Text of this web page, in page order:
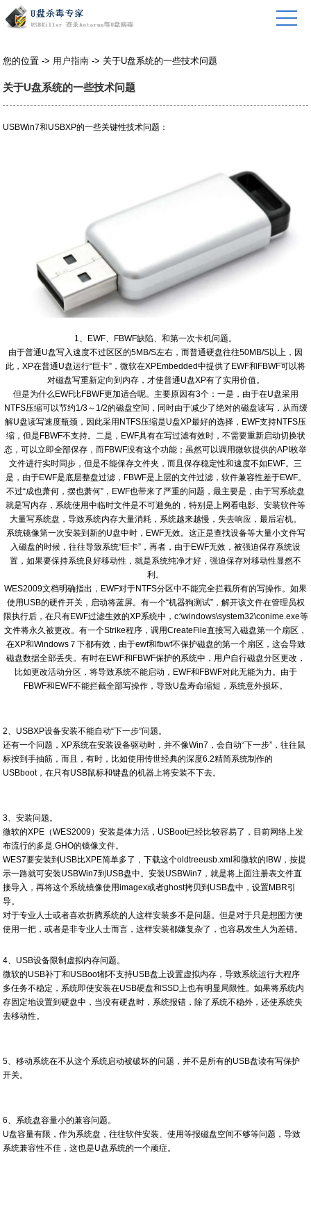
您的位置 -> 用户指南 -> 关于U盘系统的一些技术问题
关于U盘系统的一些技术问题
USBWin7和USBXP的一些关键性技术问题：
1、EWF、FBWF缺陷、和第一次卡机问题。
由于普通U盘写入速度不过区区的5MB/S左右，而普通硬盘往往50MB/S以上，因
此，XP在普通U盘运行“巨卡”，微软在XPEmbedded中提供了EWF和FBWF可以将
对磁盘写重新定向到内存，才使普通U盘XP有了实用价值。
但是为什么EWF比FBWF更加适合呢。主要原因有3个：一是，由于在U盘采用
NTFS压缩可以节约1/3～1/2的磁盘空间，同时由于减少了绝对的磁盘读写，从而缓
解U盘读写速度瓶颈，因此采用NTFS压缩是U盘XP最好的选择，EWF支持NTFS压
缩，但是FBWF不支持。二是，EWF具有在写过滤有效时，不需要重新启动切换状
态，可以立即全部保存，而FBWF没有这个功能；虽然可以调用微软提供的API枚举
文件进行实时同步，但是不能保存文件夹，而且保存稳定性和速度不如EWF。三
是，由于EWF是底层整盘过滤，FBWF是上层的文件过滤，软件兼容性差于EWF。
不过“成也萧何，摆也萧何”，EWF也带来了严重的问题，最主要是，由于写系统盘
就是写内存，系统使用中临时文件是不可避免的，特别是上网看电影、安装软件等
大量写系统盘，导致系统内存大量消耗，系统越来越慢，失去响应，最后宕机。
系统镜像第一次安装到新的U盘中时，EWF无效。这正是查找设备等大量小文件写
入磁盘的时候，往往导致系统“巨卡”，再者，由于EWF无效，被强迫保存系统设
置，如果要保持系统良好移动性，就是系统纯净才好，强迫保存对移动性显然不
利。
WES2009文档明确指出，EWF对于NTFS分区中不能完全拦截所有的写操作。如果
使用USB的硬件开关，启动将蓝屏。有一个“机器狗测试”，解开该文件在管理员权
限执行后，在只有EWF过滤生效的XP系统中，c:\windows\system32\conime.exe等
文件将永久被更改。有一个Strike程序，调用CreateFile直接写入磁盘第一个扇区，
在XP和Windows７下都有效，由于ewf和fbwf不保护磁盘的第一个扇区，这会导致
磁盘数据全部丢失。有时在EWF和FBWF保护的系统中，用户自行磁盘分区更改，
比如更改活动分区，将导致系统不能启动，EWF和FBWF对此无能为力。由于
FBWF和EWF不能拦截全部写操作，导致U盘寿命缩短，系统意外损坏。
2、USBXP设备安装不能自动“下一步”问题。
还有一个问题，XP系统在安装设备驱动时，并不像Win7，会自动“下一步”，往往鼠
标按到手抽筋，而且，有时，比如使用传世经典的深度6.2精简系统制作的
USBboot，在只有USB鼠标和键盘的机器上将安装不下去。
3、安装问题。
微软的XPE（WES2009）安装是体力活，USBoot已经比较容易了，目前网络上发
布流行的多是.GHO的镜像文件。
WES7要安装到USB比XPE简单多了，下载这个oldtreeusb.xml和微软的IBW，按提
示一路就可安装USBWin7到USB盘中。安装USBWin7，就是将上面注册表文件直
接导入，再将这个系统镜像使用imagex或者ghost拷贝到USB盘中，设置MBR引
导。
对于专业人士或者喜欢折腾系统的人这样安装多不是问题。但是对于只是想图方便
使用一把，或者是非专业人士而言，这样安装都嫌复杂了，也容易发生人为差错。
4、USB设备限制虚拟内存问题。
微软的USB补丁和USBoot都不支持USB盘上设置虚拟内存，导致系统运行大程序
多任务不稳定，系统即使安装在USB硬盘和SSD上也有明显局限性。如果将系统内
存固定地设置到硬盘中，当没有硬盘时，系统报错，除了系统不稳外，还使系统失
去移动性。
5、移动系统在不从这个系统启动被破坏的问题，并不是所有的USB盘读有写保护
开关。
6、系统盘容量小的兼容问题。
U盘容量有限，作为系统盘，往往软件安装、使用等报磁盘空间不够等问题，导致
系统兼容性不佳，这也是U盘系统的一个顽症。